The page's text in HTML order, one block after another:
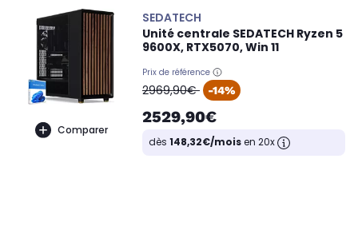
Comparer
SEDATECH
Unité centrale SEDATECH Ryzen 5
9600X, RTX5070, Win 11
Prix de référence
oldPrice
2969,90€ -14%
2529,90€
dès 148,32€/moisen 20x